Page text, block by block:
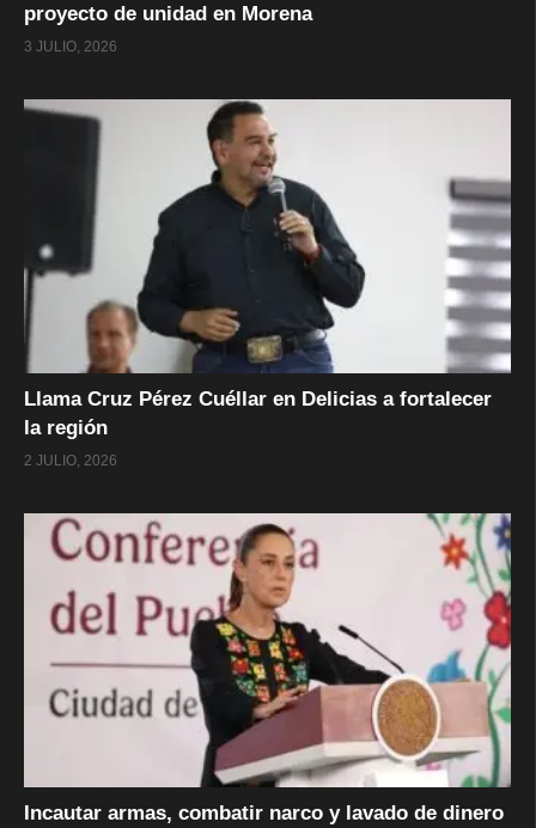
proyecto de unidad en Morena
3 JULIO, 2026
Llama Cruz Pérez Cuéllar en Delicias a fortalecer
la región
2 JULIO, 2026
Incautar armas, combatir narco y lavado de dinero